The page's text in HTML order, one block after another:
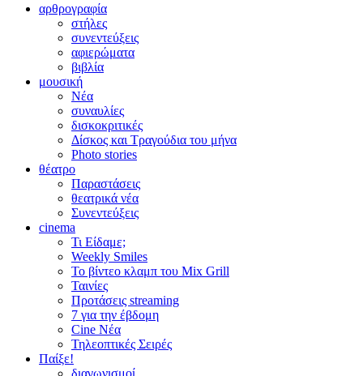
αρθρογραφία
στήλες
συνεντεύξεις
αφιερώματα
βιβλία
μουσική
Νέα
συναυλίες
δισκοκριτικές
Δίσκος και Τραγούδια του μήνα
Photo stories
θέατρο
Παραστάσεις
θεατρικά νέα
Συνεντεύξεις
cinema
Τι Είδαμε;
Weekly Smiles
Το βίντεο κλαμπ του Mix Grill
Ταινίες
Προτάσεις streaming
7 για την έβδομη
Cine Νέα
Τηλεοπτικές Σειρές
Παίξε!
διαγωνισμοί